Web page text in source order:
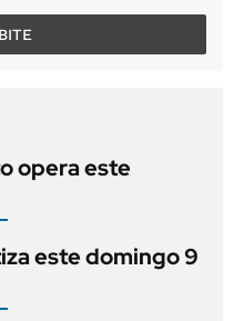
opera este
este domingo 9